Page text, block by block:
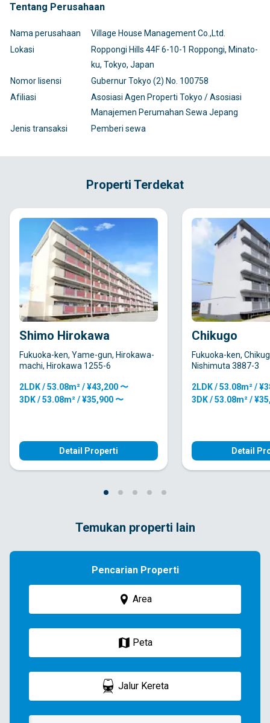
Tentang Perusahaan
Nama perusahaan
Village House Management Co.,Ltd.
Lokasi
Roppongi Hills 44F 6-10-1 Roppongi, Minato-
ku, Tokyo, Japan
Nomor lisensi
Gubernur Tokyo (2) No. 100758
Afiliasi
Asosiasi Agen Properti Tokyo / Asosiasi
Manajemen Perumahan Sewa Jepang
Jenis transaksi
Pemberi sewa
Properti Terdekat
Shimo Hirokawa
Fukuoka-ken, Yame-gun, Hirokawa-
machi, Hirokawa 1255-6
2LDK / 53.08m² / ¥43,200 〜
3DK / 53.08m² / ¥35,900 〜
Detail Properti
Chikugo
Fukuoka-ken,
Nishimuta 3887-3
2LDK / 53.08m² /
3DK / 53.08m² /
Detail
Temukan properti lain
Pencarian Properti
Area
Peta
Jalur Kereta